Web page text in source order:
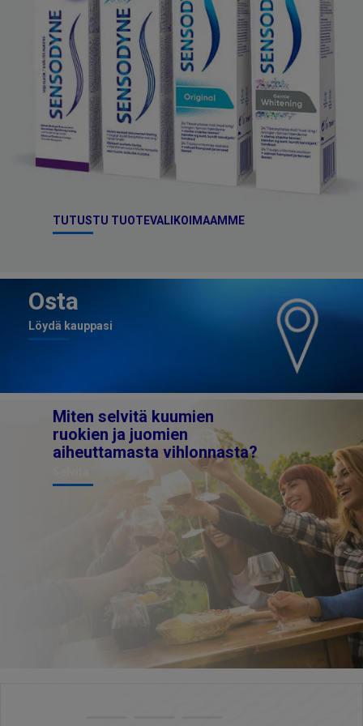
TUTUSTU TUOTEVALIKOIMAAMME
Osta
Löydä kauppasi
Miten selvitä kuumien
ruokien ja juomien
aiheuttamasta vihlonnasta?